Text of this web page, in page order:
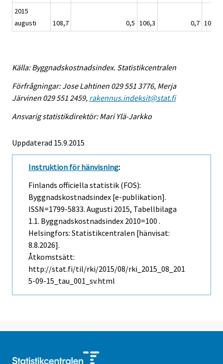
2015
augusti
108,7 0,5 106,3 0,7 108,4
Källa: Byggnadskostnadsindex. Statistikcentralen
Förfrågningar: Jose Lahtinen 029 551 3776, Merja
Järvinen 029 551 2459, rakennus.indeksit@stat.fi
Ansvarig statistikdirektör: Mari Ylä-Jarkko
Uppdaterad 15.9.2015
Instruktion för hänvisning:
Finlands officiella statistik (FOS):
Byggnadskostnadsindex [e-publikation].
ISSN=1799-5833. Augusti 2015, Tabellbilaga
1.1. Byggnadskostnadsindex 2010=100 .
Helsingfors: Statistikcentralen [hänvisat:
8.8.2026].
Åtkomstsätt:
http://stat.fi/til/rki/2015/08/rki_2015_08_201
5-09-15_tau_001_sv.html